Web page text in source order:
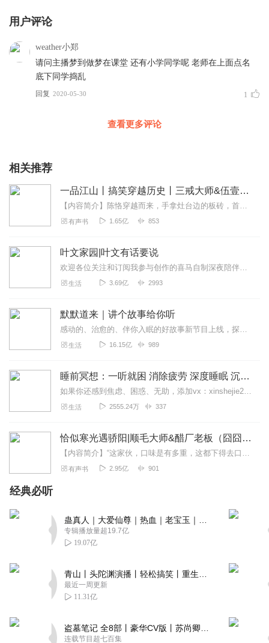
用户评论
weather小郑
请问主播梦到做梦在课堂 还有小学同学呢 老师在上面点名
底下同学捣乱
回复 2020-05-30 1
查看更多评论
相关推荐
一品江山丨搞笑穿越历史丨三戒大师&伍壹剧社多人剧
【内容简介】陈恪穿越而来，手拿灶台边的板砖，首先要做的事情，就是削他大娘！庆历五年春，大宋朝群星璀璨，风华绝代！范文正新政改革失败，富弼也跟着被下放；滕子京重修...
有声书 1.65亿 853
叶文家园|叶文有话要说
欢迎各位关注和订阅我参与创作的喜马自制深夜陪伴谈话栏目《听你说·百态人声》【听你说·百态人声】每晚直播连线真实人间故事|叶文现场互动中|人间冷暖，抱团取暖每周...
生活 3.69亿 2993
默默道来｜讲个故事给你听
感动的、治愈的、伴你入眠的好故事新节目上线，探索现实世界的无尽魅力，追求对生活的真实记录《听见人间真相》（点击名称，直达专辑）网易人间故事集持续更新中，邀您关注...
生活 16.15亿 989
睡前冥想：一听就困 消除疲劳 深度睡眠 沉浸体验
如果你还感到焦虑、困惑、无助，添加vx：xinshejie2018、vx公众号：宣萱心伴，与主播宣萱开启心灵交流之旅，共建温暖的精神家园！如果你喜欢我的内容，请...
生活 2555.24万 337
恰似寒光遇骄阳|顺毛大师&醋厂老板（囧囧有妖著）
【内容简介】“这家伙，口味是有多重，这都下得去口？”一觉醒来，她看着镜子里的自己，爆炸头血腥纹身脸化得像鬼，多看一秒都辣眼睛。重生前，她另有所爱，一心逃离，与...
有声书 2.95亿 901
经典必听
专辑播放量超19.7亿
19.07亿
最近一周更新
11.31亿
连载节目超七百集